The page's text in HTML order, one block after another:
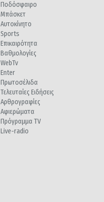
Ποδόσφαιρο
Μπάσκετ
Αυτοκίνητο
Sports
Επικαιρότητα
Βαθμολογίες
WebTv
Enter
Πρωτοσέλιδα
Τελευταίες Ειδήσεις
Αρθρογραφίες
Αφιερώματα
Πρόγραμμα TV
Live-radio